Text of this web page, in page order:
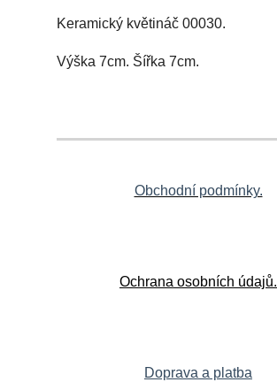
Keramický květináč 00030.
Výška 7cm. Šířka 7cm.
Obchodní podmínky.
Ochrana osobních údajů.
Doprava a platba